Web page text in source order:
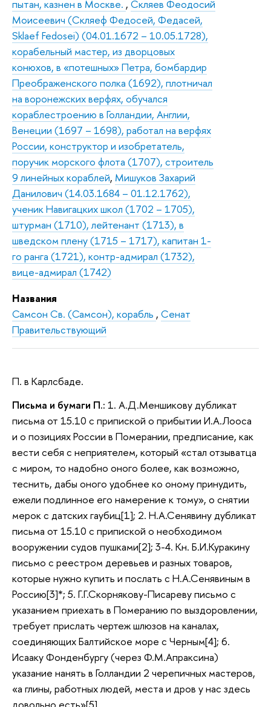
пытан, казнен в Москве. , Скляев Феодосий
Моисеевич (Скляеф Федосей, Федасей,
Sklаef Fedosei) (04.01.1672 – 10.05.1728),
корабельный мастер, из дворцовых
конюхов, в «потешных» Петра, бомбардир
Преображенского полка (1692), плотничал
на воронежских верфях, обучался
кораблестроению в Голландии, Англии,
Венеции (1697 – 1698), работал на верфях
России, конструктор и изобретатель,
поручик морского флота (1707), строитель
9 линейных кораблей, Мишуков Захарий
Данилович (14.03.1684 – 01.12.1762),
ученик Навигацких школ (1702 – 1705),
штурман (1710), лейтенант (1713), в
шведском плену (1715 – 1717), капитан 1-
го ранга (1721), контр-адмирал (1732),
вице-адмирал (1742)
Названия
Самсон Св. (Самсон), корабль , Сенат
Правительствующий
П. в Карлсбаде.
Письма и бумаги П.: 1. А.Д.Меншикову дубликат
письма от 15.10 с припиской о прибытии И.А.Лооса
и о позициях России в Померании, предписание, как
вести себя с неприятелем, который «стал отзыватца
с миром, то надобно оного более, как возможно,
теснить, дабы оного удобнее ко оному принудить,
ежели подлинное его намерение к тому», о снятии
мерок с датских гаубиц[1]; 2. Н.А.Сенявину дубликат
письма от 15.10 с припиской о необходимом
вооружении судов пушками[2]; 3-4. Кн. Б.И.Куракину
письмо с реестром деревьев и разных товаров,
которые нужно купить и послать с Н.А.Сенявиным в
Россию[3]*; 5. Г.Г.Скорнякову-Писареву письмо с
указанием приехать в Померанию по выздоровлении,
требует прислать чертеж шлюзов на каналах,
соединяющих Балтийское море с Черным[4]; 6.
Исааку Фонденбургу (через Ф.М.Апраксина)
указание нанять в Голландии 2 черепичных мастеров,
«а глины, работных людей, места и дров у нас здесь